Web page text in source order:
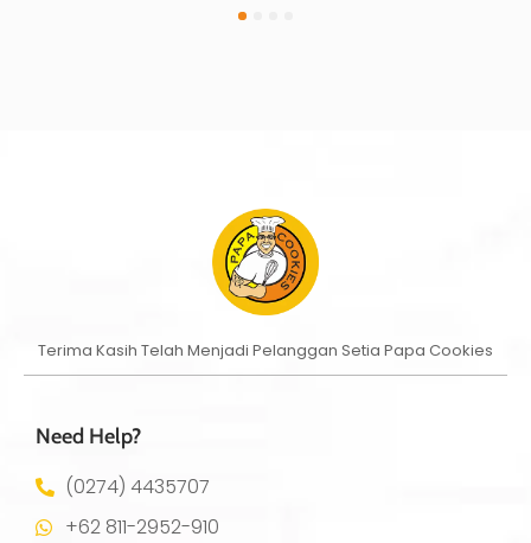
Need Help?
(0274) 4435707
+62 811-2952-910
Terima Kasih Telah Menjadi Pelanggan Setia Papa Cookies